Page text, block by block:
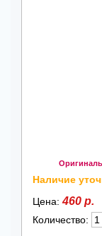
Наличие
Цена:460 р.
Количество: